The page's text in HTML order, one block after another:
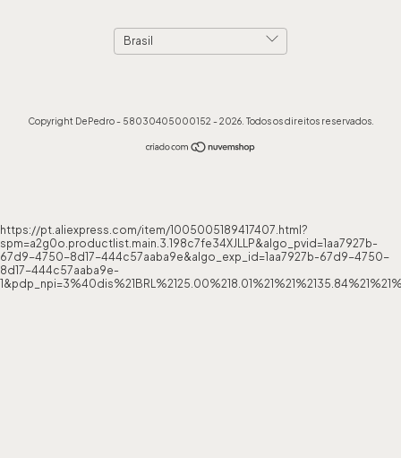
Copyright DePedro - 58030405000152 - 2026. Todos os direitos reservados.
https://pt.aliexpress.com/item/1005005189417407.html?
spm=a2g0o.productlist.main.3.198c7fe34XJLLP&algo_pvid=1aa7927b-
67d9-4750-8d17-444c57aaba9e&algo_exp_id=1aa7927b-67d9-4750-
8d17-444c57aaba9e-